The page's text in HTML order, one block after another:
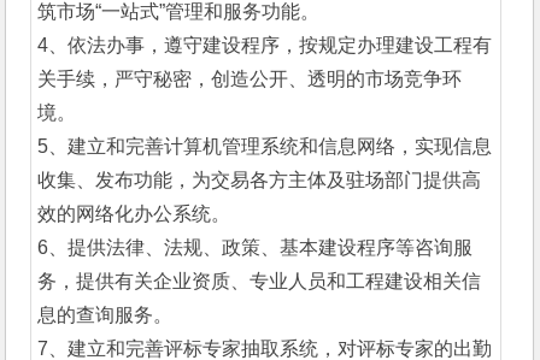
筑市场“一站式”管理和服务功能。
4、依法办事，遵守建设程序，按规定办理建设工程有
关手续，严守秘密，创造公开、透明的市场竞争环
境。
5、建立和完善计算机管理系统和信息网络，实现信息
收集、发布功能，为交易各方主体及驻场部门提供高
效的网络化办公系统。
6、提供法律、法规、政策、基本建设程序等咨询服
务，提供有关企业资质、专业人员和工程建设相关信
息的查询服务。
7、建立和完善评标专家抽取系统，对评标专家的出勤